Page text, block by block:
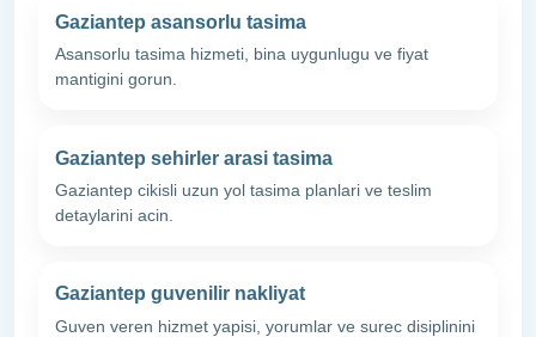
Gaziantep asansorlu tasima
Asansorlu tasima hizmeti, bina uygunlugu ve fiyat
mantigini gorun.
Gaziantep sehirler arasi tasima
Gaziantep cikisli uzun yol tasima planlari ve teslim
detaylarini acin.
Gaziantep guvenilir nakliyat
Guven veren hizmet yapisi, yorumlar ve surec disiplinini